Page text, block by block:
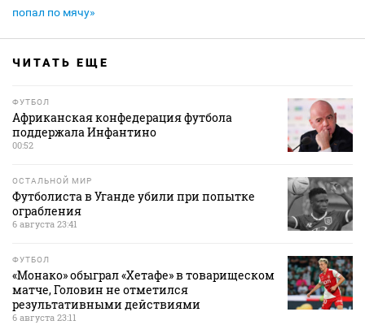
попал по мячу»
ЧИТАТЬ ЕЩЕ
ФУТБОЛ
Африканская конфедерация футбола
поддержала Инфантино
00:52
ОСТАЛЬНОЙ МИР
Футболиста в Уганде убили при попытке
ограбления
6 августа 23:41
ФУТБОЛ
«Монако» обыграл «Хетафе» в товарищеском
матче, Головин не отметился
результативными действиями
6 августа 23:11